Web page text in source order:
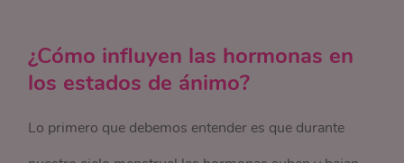
¿Cómo influyen las hormonas en
los estados de ánimo?
Lo primero que debemos entender es que durante